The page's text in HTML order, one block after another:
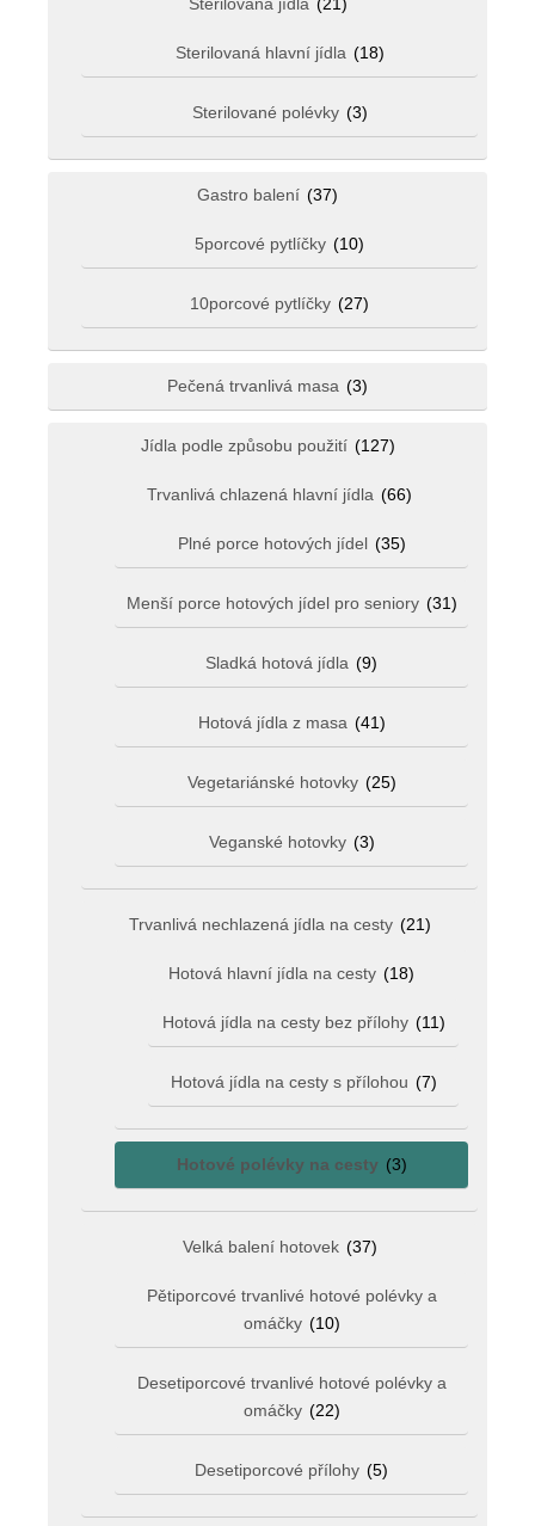
Sterilovaná hlavní jídla (18)
Sterilované polévky (3)
Gastro balení (37)
5porcové pytlíčky (10)
10porcové pytlíčky (27)
Pečená trvanlivá masa (3)
Jídla podle způsobu použití (127)
Trvanlivá chlazená hlavní jídla (66)
Plné porce hotových jídel (35)
Menší porce hotových jídel pro seniory (31)
Sladká hotová jídla (9)
Hotová jídla z masa (41)
Vegetariánské hotovky (25)
Veganské hotovky (3)
Trvanlivá nechlazená jídla na cesty (21)
Hotová hlavní jídla na cesty (18)
Hotová jídla na cesty bez přílohy (11)
Hotová jídla na cesty s přílohou (7)
Hotové polévky na cesty (3)
Velká balení hotovek (37)
Pětiporcové trvanlivé hotové polévky a
omáčky (10)
Desetiporcové trvanlivé hotové polévky a
omáčky (22)
Desetiporcové přílohy (5)